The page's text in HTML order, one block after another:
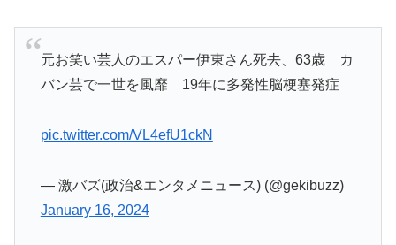
元お笑い芸人のエスパー伊東さん死去、63歳 カ
バン芸で一世を風靡 19年に多発性脳梗塞発症
pic.twitter.com/VL4efU1ckN
— 激バズ(政治&エンタメニュース) (@gekibuzz)
January 16, 2024